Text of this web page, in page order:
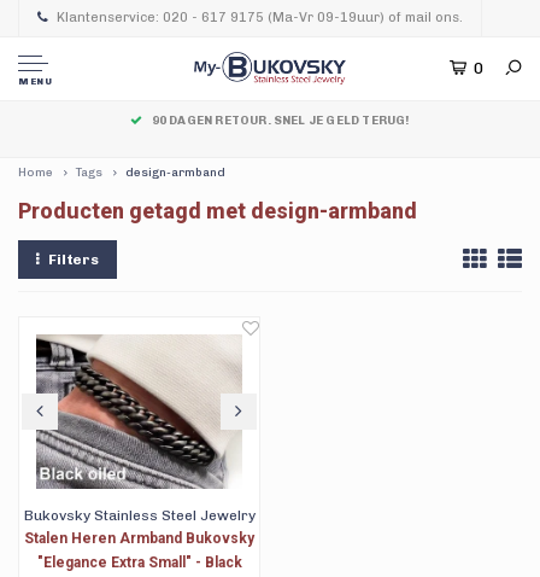
Klantenservice: 020 - 617 9175 (Ma-Vr 09-19uur) of mail ons.
MENU
0
90 DAGEN RETOUR. SNEL JE GELD TERUG!
Home Tags design-armband
Producten getagd met design-armband
Filters
Bukovsky Stainless Steel Jewelry
Stalen Heren Armband Bukovsky
"Elegance Extra Small" - Black